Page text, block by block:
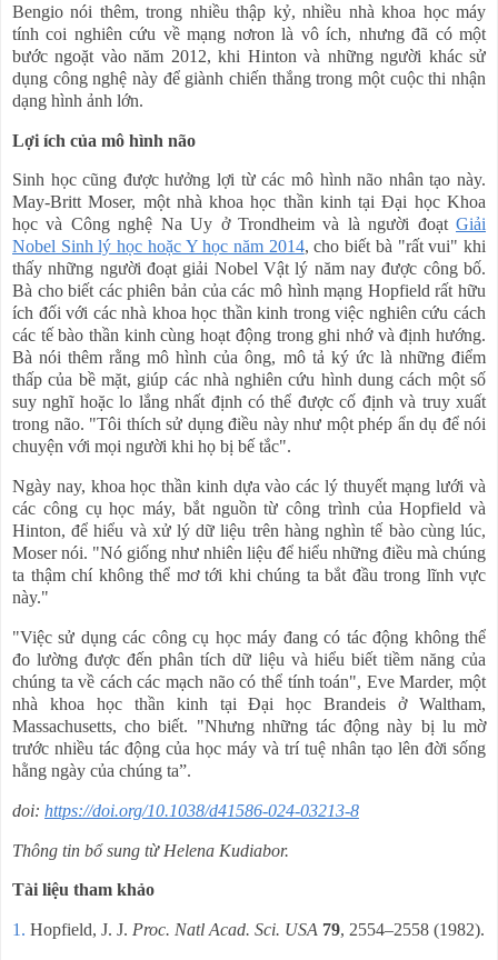
Bengionói thêm, trong nhiều thập kỷ, nhiều nhà khoa học máy
tính coi nghiên cứu về mạng nơron là vô ích, nhưng đã có một
bước ngoặt vào năm 2012, khi Hinton và những người khác sử
dụng công nghệ này để giành chiến thắng trong một cuộc thi nhận
dạng hình ảnh lớn.
Lợi ích của mô hình não
Sinh học cũng được hưởng lợi từ các mô hình não nhân tạo này.
May-Britt Moser, một nhà khoa học thần kinh tại Đại học Khoa
học và Công nghệ Na Uy ở Trondheim và là người đoạt Giải
Nobel Sinh lý học hoặc Y học năm 2014, cho biết bà "rất vui" khi
thấy những người đoạt giải Nobel Vật lý năm nay được công bố.
Bà cho biết cácphiên bản của các mô hình mạng Hopfield rất hữu
ích đối với các nhà khoa học thần kinh trong việc nghiên cứu cách
các tế bào thần kinh cùng hoạt động trong ghi nhớ và định hướng.
Bà nói thêm rằng mô hình của ông, mô tả ký ức là những điểm
thấp của bề mặt, giúp các nhà nghiên cứu hình dung cách một số
suy nghĩ hoặc lo lắng nhất định có thể được cố định và truy xuất
trong não. "Tôi thích sử dụng điều này như một phép ẩn dụ để nói
chuyện với mọi người khi họ bị bế tắc".
Ngày nay, khoa học thần kinh dựa vào các lý thuyết mạng lưới và
các công cụ học máy, bắt nguồn từ công trình của Hopfield và
Hinton, để hiểu và xử lý dữ liệu trên hàng nghìn tế bào cùng lúc,
Moser nói. "Nó giống như nhiên liệu để hiểu những điều mà chúng
ta thậm chí không thể mơ tới khi chúng ta bắt đầu trong lĩnh vực
này."
"Việc sử dụng các công cụ học máy đang có tác động không thể
đo lường được đến phân tích dữ liệu và hiểu biết tiềm năngcủa
chúng ta về cách các mạch não có thể tính toán", Eve Marder, một
nhà khoa học thần kinh tại Đại học Brandeis ở Waltham,
Massachusetts, cho biết. "Nhưng những tác động này bị lu mờ
trước nhiều tác động của học máy và trí tuệ nhân tạo lên đời sống
hằng ngày của chúng ta”.
doi: https://doi.org/10.1038/d41586-024-03213-8
Thông tin bổ sung từ Helena Kudiabor.
Tài liệu tham khảo
1. Hopfield, J. J. Proc. Natl Acad. Sci. USA 79, 2554–2558 (1982).